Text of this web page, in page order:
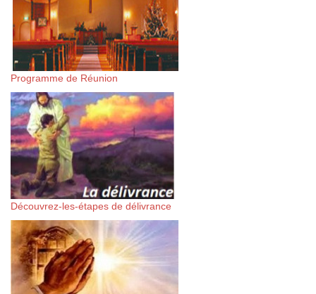
Programme de Réunion
Découvrez-les-étapes de délivrance